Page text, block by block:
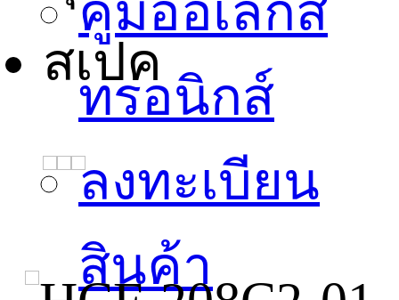
คู่มืออิเล็กส์
ทรอนิกส์
ลงทะเบียน
สินค้า
สเปค